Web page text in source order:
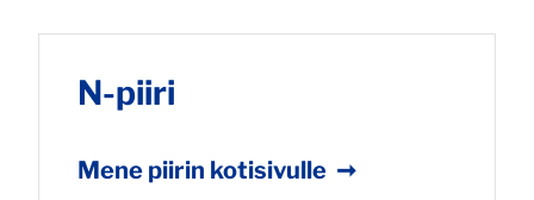
N-piiri
Mene piirin kotisivulle ➞